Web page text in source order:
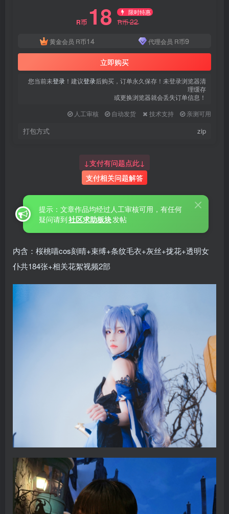
R币 18 限时特惠
R币22
黄金会员 R币14 代理会员 R币9
立即购买
您当前未登录 ！建议登录后购买，订单永久保存！未登录浏览器清
理缓存
或更换浏览器就会丢失订单信息！
人工审核
自动发货 技术支持 亲测可用
打包方式 zip
↓支付有问题点此↓
支付相关问题解答
提示：文章作品均经过人工审核可用，有任何
疑问请到社区求助板块发帖
内含：桜桃喵cos刻晴+束缚+条纹毛衣+灰丝+拢花+透明女
仆共184张+相关花絮视频2部